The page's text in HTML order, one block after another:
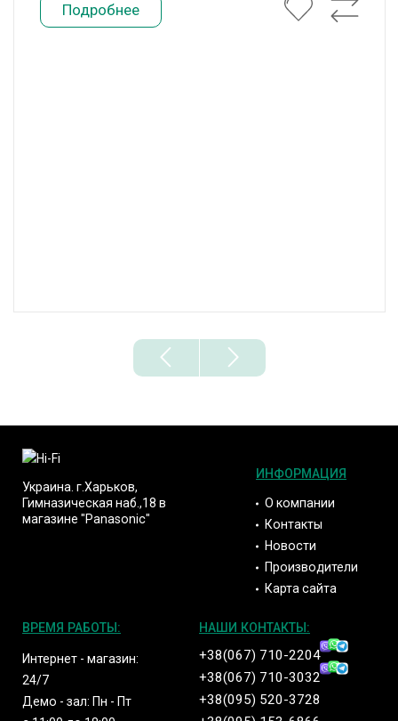
Подробнее
Украина. г.Харьков,
Гимназическая наб.,18 в
магазине "Panasonic"
ИНФОРМАЦИЯ
О компании
Контакты
Новости
Производители
Карта сайта
ВРЕМЯ РАБОТЫ:
Интернет - магазин:
24/7
Демо - зал: Пн - Пт
НАШИ КОНТАКТЫ:
+38(067) 710-2204
+38(067) 710-3032
+38(095) 520-3728